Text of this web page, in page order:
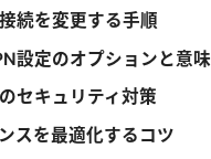
続を変更する手順
設定のオプションと意味
セキュリティ対策
スを最適化するコツ